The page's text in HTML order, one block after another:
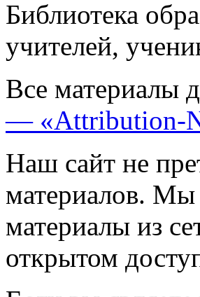
Библиотека
учителей,
Все материалы
— «Attribution-
Наш сайт не
материалов. Мы
материалы из
открытом